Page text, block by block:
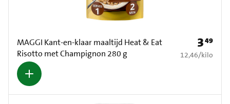
MAGGI Kant-en-klaar maaltijd Heat & Eat
Risotto met Champignon 280 g
Prijs: €
349
€ 12,46 per kilo
12,46/kilo